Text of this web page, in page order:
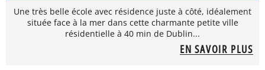
Une très belle école avec résidence juste à côté, idéalement
située face à la mer dans cette charmante petite ville
résidentielle à 40 min de Dublin...
EN SAVOIR PLUS